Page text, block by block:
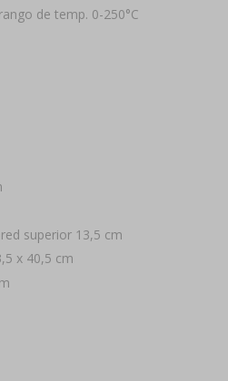
de temp. 0-250°C
superior 13,5 cm
x 40,5 cm